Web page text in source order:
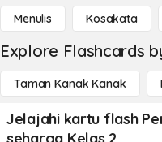
Menulis Kosakata
Explore Flashcards
Taman Kanak Kanak
Jelajahi kartu flash